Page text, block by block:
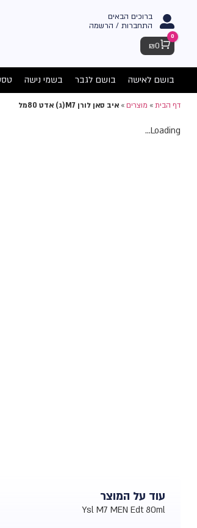
ברוכים הבאים
התחברות / הרשמה
Cart
0
₪0
בושם לאישה בושם לגבר בשמי נישה
דף הבית» מוצרים» איב סאן לורן M7(ג) אדט 80מל
Loading...
עוד על המוצר
Ysl M7 MEN Edt 80ml